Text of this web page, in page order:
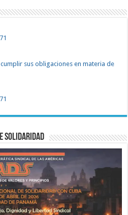
sus obligaciones en materia de
Solidaridad